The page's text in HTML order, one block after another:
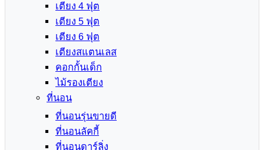
เตียง 4 ฟุต
เตียง 5 ฟุต
เตียง 6 ฟุต
เตียงสแตนเลส
คอกกั้นเด็ก
ไม้รองเตียง
ที่นอน
ที่นอนรุ่นขายดี
ที่นอนลัคกี้
ที่นอนดาร์ลิ่ง